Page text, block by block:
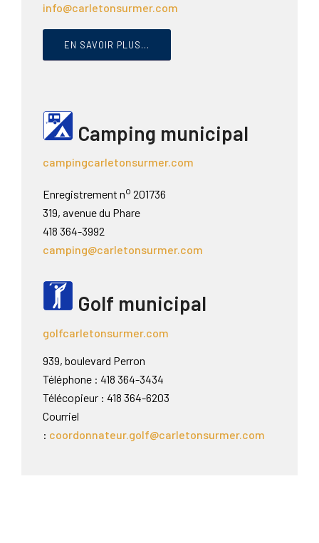
info@carletonsurmer.com
EN SAVOIR PLUS...
Camping municipal
campingcarletonsurmer.com
Enregistrement no 201736
319, avenue du Phare
418 364-3992
camping@carletonsurmer.com
Golf municipal
golfcarletonsurmer.com
939, boulevard Perron
Téléphone : 418 364-3434
Télécopieur : 418 364-6203
Courriel
: coordonnateur.golf@carletonsurmer.com